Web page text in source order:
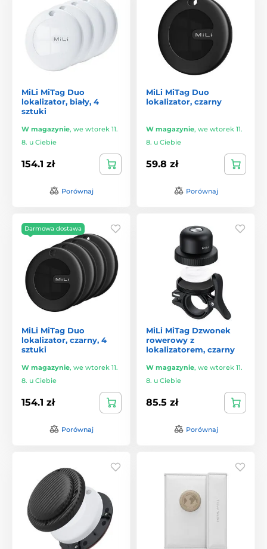
MiLi MiTag Duo
lokalizator, biały, 4
sztuki
W magazynie, we wtorek 11.
8. u Ciebie
154.1 zł
Porównaj
MiLi MiTag Duo
lokalizator, czarny
W magazynie, we wtorek 11.
8. u Ciebie
59.8 zł
Porównaj
Darmowa dostawa
MiLi MiTag Duo
lokalizator, czarny, 4
sztuki
W magazynie, we wtorek 11.
8. u Ciebie
154.1 zł
Porównaj
MiLi MiTag Dzwonek
rowerowy z
lokalizatorem, czarny
W magazynie, we wtorek 11.
8. u Ciebie
85.5 zł
Porównaj